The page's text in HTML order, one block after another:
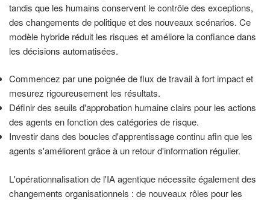
tandis que les humains conservent le contrôle des exceptions,
des changements de politique et des nouveaux scénarios. Ce
modèle hybride réduit les risques et améliore la confiance dans
les décisions automatisées.
Commencez par une poignée de flux de travail à fort impact et
mesurez rigoureusement les résultats.
Définir des seuils d'approbation humaine clairs pour les actions
des agents en fonction des catégories de risque.
Investir dans des boucles d'apprentissage continu afin que les
agents s'améliorent grâce à un retour d'information régulier.
L'opérationnalisation de l'IA agentique nécessite également des
changements organisationnels : de nouveaux rôles pour les